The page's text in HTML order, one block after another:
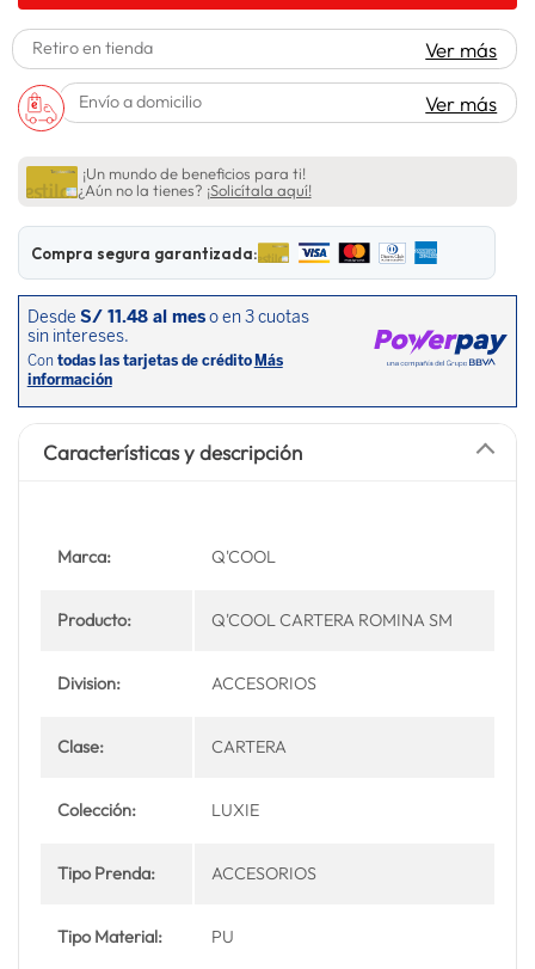
Retiro en tienda Ver más
Envío a domicilio Ver más
¡Un mundo de beneficios para ti!
¿Aún no la tienes? ¡Solicítala aquí!
Compra segura garantizada:
Características y descripción
Marca: Q'COOL
Producto: Q'COOL CARTERA ROMINA SM
Division: ACCESORIOS
Clase: CARTERA
Colección: LUXIE
Tipo Prenda: ACCESORIOS
Tipo Material: PU